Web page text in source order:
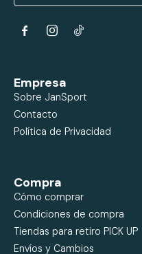
 
Empresa
Sobre JanSport
Contacto
Política de Privacidad
Compra
Cómo comprar
Condiciones de compra
Tiendas para retiro PICK UP
Envíos y Cambios